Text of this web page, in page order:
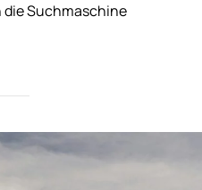
Suchmaschine